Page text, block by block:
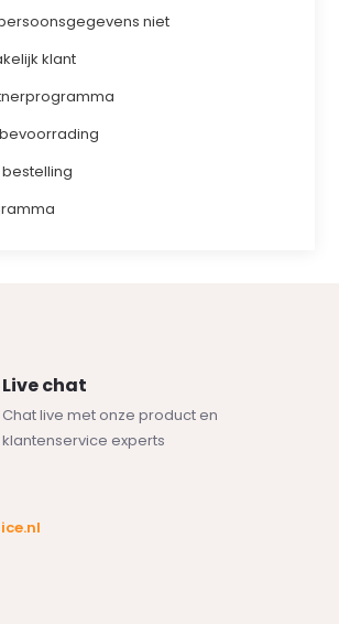
niet
klant
Live chat
Chat live met onze product en
klantenservice experts